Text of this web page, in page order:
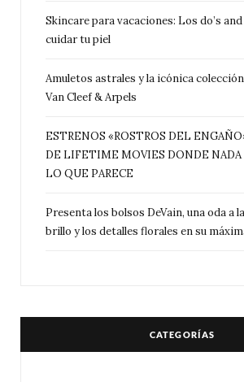
Skincare para vacaciones: Los do’s
cuidar tu piel
Amuletos astrales y la icónica
Van Cleef & Arpels
ESTRENOS «ROSTROS DEL
DE LIFETIME MOVIES DONDE NADA
LO QUE PARECE
Presenta los bolsos DeVain, una oda a
brillo y los detalles florales en su
CATEGORÍAS